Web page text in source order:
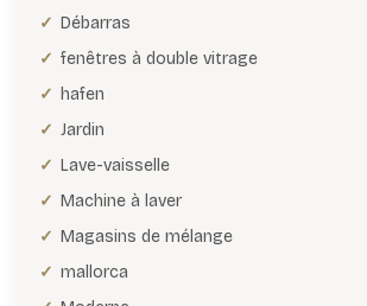
Débarras
fenêtres à double vitrage
hafen
Jardin
Lave-vaisselle
Machine à laver
Magasins de mélange
mallorca